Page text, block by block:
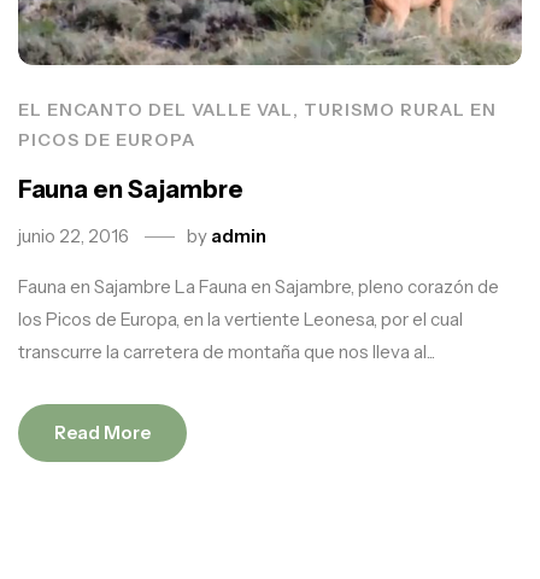
EL ENCANTO DEL VALLE VAL, TURISMO RURAL EN
PICOS DE EUROPA
Fauna en Sajambre
junio 22, 2016 by admin
Fauna en Sajambre La Fauna en Sajambre, pleno corazón de
los Picos de Europa, en la vertiente Leonesa, por el cual
transcurre la carretera de montaña que nos lleva al...
Read More